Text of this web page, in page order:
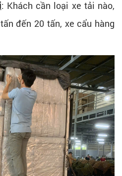
: Khách cần loại xe tải nào,
đến 20 tấn, xe cẩu hàng